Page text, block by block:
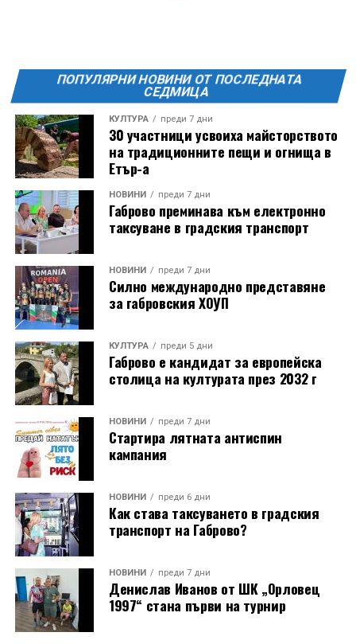
ПОПУЛЯРНИ НОВИНИ ОТ ПОСЛЕДНАТА
СЕДМИЦА
КУЛТУРА преди 7 дни
30 участници усвоиха майсторството
на традиционните пещи и огнища в
Етър-а
НОВИНИ преди 7 дни
Габрово преминава към електронно
таксуване в градския транспорт
НОВИНИ преди 7 дни
Силно международно представяне
за габровския ХОУП
КУЛТУРА преди 5 дни
Габрово е кандидат за европейска
столица на културата през 2032 г
НОВИНИ преди 7 дни
Стартира лятната антиспин
кампания
НОВИНИ преди 6 дни
Как става таксуването в градския
транспорт на Габрово?
НОВИНИ преди 7 дни
Денислав Иванов от ШК „Орловец
1997“ стана първи на турнир